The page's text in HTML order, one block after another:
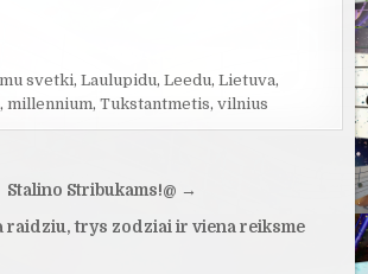
svetki,Laulupidu,Leedu,Lietuva,
,millennium,Tukstantmetis,vilnius
Stalino Stribukams!@ →
raidziu, trys zodziai ir viena reiksme